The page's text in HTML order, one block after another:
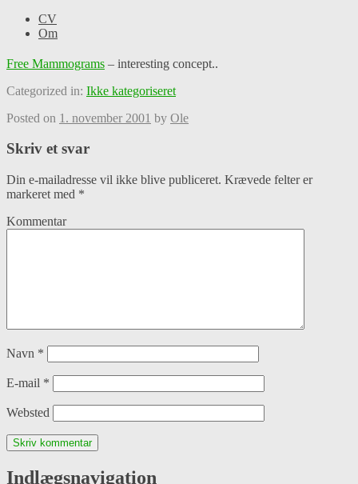
CV
Om
Free Mammograms – interesting concept..
Categorized in: Ikke kategoriseret
Posted on 1. november 2001 by Ole
Skriv et svar
Din e-mailadresse vil ikke blive publiceret. Krævede felter er
markeret med *
Kommentar
Navn *
E-mail *
Websted
Indlægsnavigation